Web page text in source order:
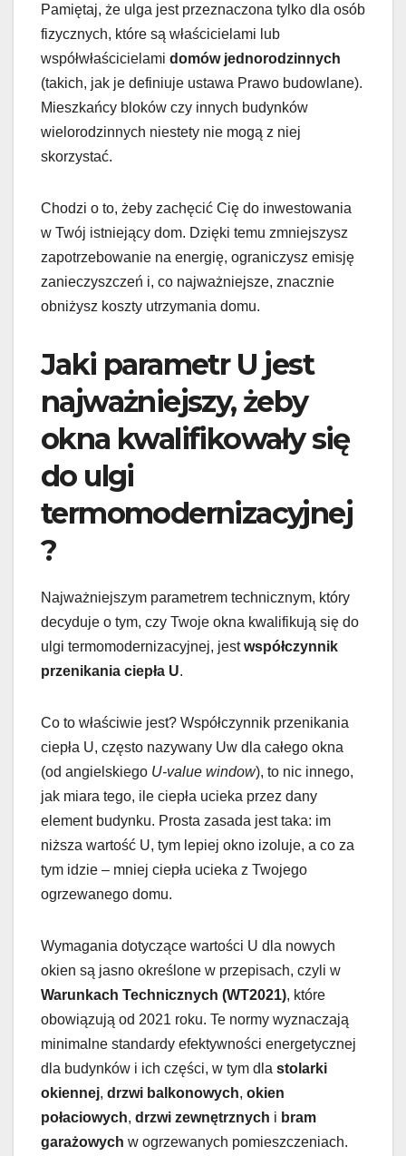
Pamiętaj, że ulga jest przeznaczona tylko dla osób
fizycznych, które są właścicielami lub
współwłaścicielami domów jednorodzinnych
(takich, jak je definiuje ustawa Prawo budowlane).
Mieszkańcy bloków czy innych budynków
wielorodzinnych niestety nie mogą z niej
skorzystać.
Chodzi o to, żeby zachęcić Cię do inwestowania
w Twój istniejący dom. Dzięki temu zmniejszysz
zapotrzebowanie na energię, ograniczysz emisję
zanieczyszczeń i, co najważniejsze, znacznie
obniżysz koszty utrzymania domu.
Jaki parametr U jest
najważniejszy, żeby
okna kwalifikowały się
do ulgi
termomodernizacyjnej
?
Najważniejszym parametrem technicznym, który
decyduje o tym, czy Twoje okna kwalifikują się do
ulgi termomodernizacyjnej, jestwspółczynnik
przenikania ciepła U.
Co to właściwie jest? Współczynnik przenikania
ciepła U, często nazywany Uw dla całego okna
(od angielskiego U-value window), to nic innego,
jak miara tego, ile ciepła ucieka przez dany
element budynku. Prosta zasada jest taka: im
niższa wartość U, tym lepiej okno izoluje, a co za
tym idzie – mniej ciepła ucieka z Twojego
ogrzewanego domu.
Wymagania dotyczące wartości U dla nowych
okien są jasno określone w przepisach, czyli w
Warunkach Technicznych (WT2021), które
obowiązują od 2021 roku. Te normy wyznaczają
minimalne standardy efektywności energetycznej
dla budynków i ich części, w tym dla stolarki
okiennej, drzwi balkonowych, okien
połaciowych, drzwi zewnętrznych i bram
garażowych w ogrzewanych pomieszczeniach.